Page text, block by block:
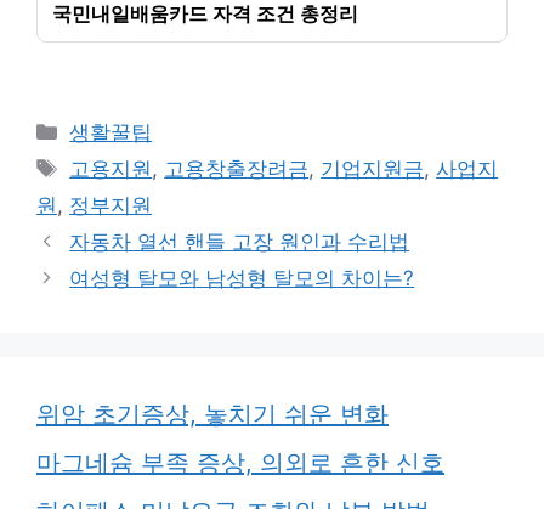
국민내일배움카드 자격 조건 총정리
카
테
리
생활꿀팁
태
그
고용지원, 고용창출장려금, 기업지원금,사업지
원, 정부지원
자동차 열선 핸들 고장 원인과 수리법
여성형 탈모와 남성형 탈모의 차이는?
위암 초기증상, 놓치기 쉬운 변화
마그네슘 부족 증상, 의외로 흔한 신호